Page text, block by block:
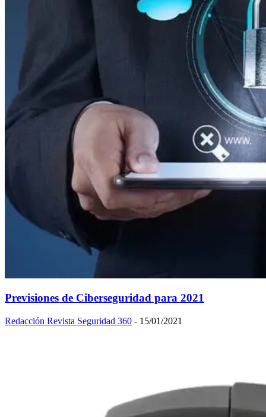
Previsiones de Ciberseguridad para 2021
Redacción Revista Seguridad 360 - 15/01/2021